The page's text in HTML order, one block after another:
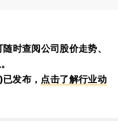
随时查阅公司股价走势、
发布， 点击了解行业动